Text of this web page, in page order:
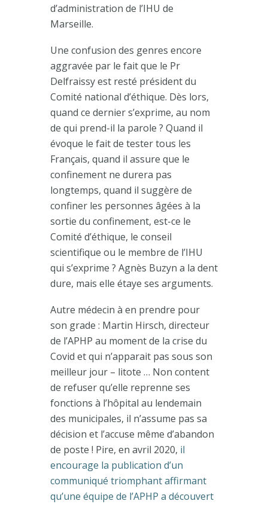
d’administration de l’IHU de
Marseille.
Une confusion des genres encore
aggravée par le fait que le Pr
Delfraissy est resté président du
Comité national d’éthique. Dès lors,
quand ce dernier s’exprime, au nom
de qui prend-il la parole ? Quand il
évoque le fait de tester tous les
Français, quand il assure que le
confinement ne durera pas
longtemps, quand il suggère de
confiner les personnes âgées à la
sortie du confinement, est-ce le
Comité d’éthique, le conseil
scientifique ou le membre de l’IHU
qui s’exprime ? Agnès Buzyn a la dent
dure, mais elle étaye ses arguments.
Autre médecin à en prendre pour
son grade : Martin Hirsch, directeur
de l’APHP au moment de la crise du
Covid et qui n’apparait pas sous son
meilleur jour – litote … Non content
de refuser qu’elle reprenne ses
fonctions à l’hôpital au lendemain
des municipales, il n’assume pas sa
décision et l’accuse même d’abandon
de poste ! Pire, en avril 2020, il
encourage la publication d’un
communiqué triomphant affirmant
qu’une équipe de l’APHP a découvert